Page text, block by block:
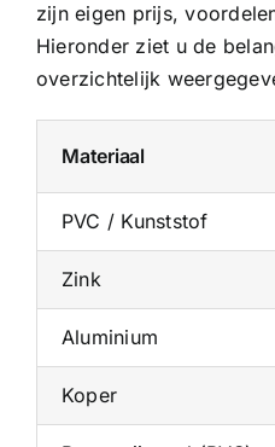
zijn eigen prijs,
Hieronder ziet u de
overzichtelijk
Materiaal
PVC / Kunststof
Zink
Aluminium
Koper